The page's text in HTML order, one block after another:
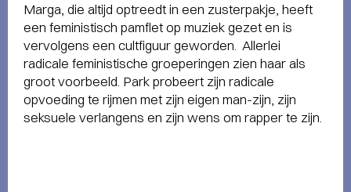
Marga, die altijd optreedt in een zusterpakje, heeft
een feministisch pamflet op muziek gezet en is
vervolgens een cultfiguur geworden. Allerlei
radicale feministische groeperingen zien haar als
groot voorbeeld. Park probeert zijn radicale
opvoeding te rijmen met zijn eigen man-zijn, zijn
seksuele verlangens en zijn wens om rapper te zijn.